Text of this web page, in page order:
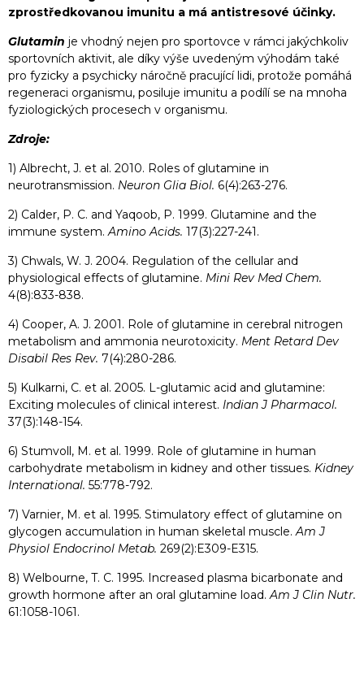
zprostředkovanou imunitu a má antistresové účinky.
Glutamin je vhodný nejen pro sportovce v rámci jakýchkoliv
sportovních aktivit, ale díky výše uvedeným výhodám také
pro fyzicky a psychicky náročně pracující lidi, protože pomáhá
regeneraci organismu, posiluje imunitu a podílí se na mnoha
fyziologických procesech v organismu.
Zdroje:
1) Albrecht, J. et al. 2010. Roles of glutamine in
neurotransmission. Neuron Glia Biol. 6(4):263-276.
2) Calder, P. C. and Yaqoob, P. 1999. Glutamine and the
immune system.Amino Acids. 17(3):227-241.
3) Chwals, W. J. 2004. Regulation of the cellular and
physiological effects of glutamine. Mini Rev Med Chem.
4(8):833-838.
4) Cooper, A. J. 2001. Role of glutamine in cerebral nitrogen
metabolism and ammonia neurotoxicity. Ment Retard Dev
Disabil Res Rev. 7(4):280-286.
5) Kulkarni, C. et al. 2005. L-glutamic acid and glutamine:
Exciting molecules of clinical interest. Indian J Pharmacol.
37(3):148-154.
6) Stumvoll, M. et al. 1999. Role of glutamine in human
carbohydrate metabolism in kidney and other tissues. Kidney
International. 55:778-792.
7) Varnier, M. et al. 1995. Stimulatory effect of glutamine on
glycogen accumulation in human skeletal muscle.Am J
Physiol Endocrinol Metab. 269(2):E309-E315.
8) Welbourne, T. C. 1995. Increased plasma bicarbonate and
growth hormone after an oral glutamine load.Am J Clin Nutr.
61:1058-1061.